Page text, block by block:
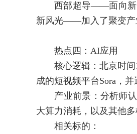
西部超导——面向新一
新风光——加入了聚变产
热点四：AI应用
核心逻辑：北京时间
成的短视频平台Sora，
产业前景：分析师认
大算力消耗，以及其他多
相关标的：